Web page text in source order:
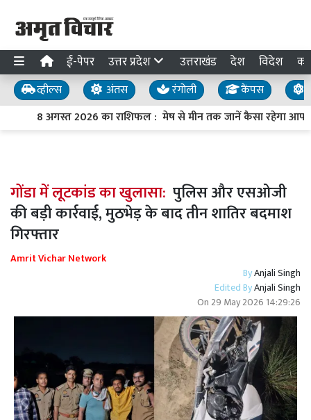
ई-पेपर उत्तर प्रदेश उत्तराखंड देश विदेश
व्हील्स अंतस रंगोली कैंपस
8 अगस्त 2026 का राशिफल : मेष से मीन तक जानें कैसा रहेगा आपका
गोंडा में लूटकांड का खुलासा: पुलिस और एसओजी
की बड़ी कार्रवाई, मुठभेड़ के बाद तीन शातिर बदमाश
गिरफ्तार
Amrit Vichar Network
ByAnjali Singh
Edited ByAnjali Singh
On 29 May 2026 14:29:26